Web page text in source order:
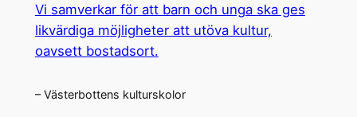
Vi samverkar för att barn och unga ska ges
likvärdiga möjligheter att utöva kultur,
oavsett bostadsort.
– Västerbottens kulturskolor